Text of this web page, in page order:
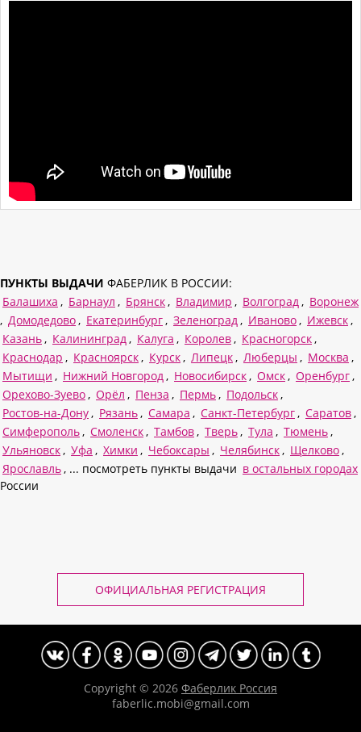
ПУНКТЫ ВЫДАЧИ ФАБЕРЛИК В РОССИИ:
Балашиха , Барнаул , Брянск , Владимир , Волгоград , Воронеж
, Домодедово , Екатеринбург , Зеленоград , Иваново , Ижевск ,
Казань , Калининград , Калуга , Королев , Красногорск ,
Краснодар , Красноярск , Курск , Липецк , Люберцы , Москва ,
Мытищи , Нижний Новгород , Новосибирск , Омск , Оренбург ,
Орехово-Зуево , Орёл , Пенза , Пермь , Подольск ,
Ростов-на-Дону , Рязань , Самара , Санкт-Петербург , Саратов ,
Симферополь , Смоленск , Тамбов , Тверь , Тула , Тюмень ,
Ульяновск , Уфа , Химки , Чебоксары , Челябинск , Щелково ,
Ярославль , ... посмотреть пункты выдачи в остальных городах
России
ОФИЦИАЛЬНАЯ РЕГИСТРАЦИЯ
Copyright © 2026 Фаберлик Россия
faberlic.mobi@gmail.com